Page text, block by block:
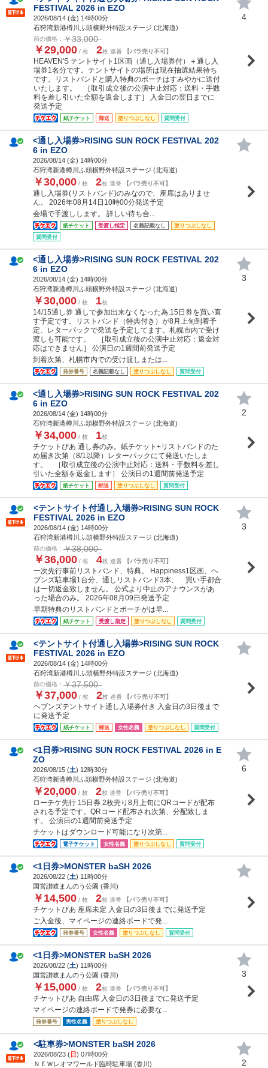
FESTIVAL 2026 in EZO
2026/08/14 (金) 14時00分
石狩湾新港樽川ふ頭横野外特設ステージ (北海道)
前の価格： ￥33,000
￥29,000 / 枚 2枚 連番 【バラ売り不可】
HEAVEN'S テントサイト1区画（通し入場券付）＋通し入
場券1名分です。テントサイトの場所は現在抽選結果待ち
です。リストバンドと購入特典のポーチはすみやかに送付
いたします。 ［取引成立後の公演中止対応：送料・手数
料を差し引いた全額を返金します］ 入金日の翌日までに
発送予定
紙チケット 郵送 塗りつぶしなし 質問受付
4
<通し入場券>RISING SUN ROCK FESTIVAL 202
6 in EZO
2026/08/14 (金) 14時00分
石狩湾新港樽川ふ頭横野外特設ステージ (北海道)
￥30,000 / 枚 2枚 連番 【バラ売り不可】
通し入場券(リストバンド)のみなので、座席はありませ
ん。 2026年08月14日10時00分発送予定
会場で手渡しします。 詳しい待ち合...
紙チケット 受渡し指定 名義記載なし
塗りつぶしなし
質問受付
<通し入場券>RISING SUN ROCK FESTIVAL 202
6 in EZO
2026/08/14 (金) 14時00分
石狩湾新港樽川ふ頭横野外特設ステージ (北海道)
￥30,000 / 枚 1枚
14/15通し券 通しで参加出来なくなった為.15日券を買い直
す予定です。リストバンド（特典付き）が8月上旬到着予
定、レターパックで発送を予定してます。札幌市内で受け
渡しも可能です。 ［取引成立後の公演中止対応：返金対
応はできません］ 公演日の1週間前発送予定
到着次第、札幌市内での受け渡しまたは...
発券番号 名義記載なし 塗りつぶしなし 質問受付
3
<通し入場券>RISING SUN ROCK FESTIVAL 202
6 in EZO
2026/08/14 (金) 14時00分
石狩湾新港樽川ふ頭横野外特設ステージ (北海道)
￥34,000 / 枚 1枚
チケットぴあ 通し券のみ。紙チケット+リストバンドのた
め届き次第（8/1以降）レターパックにて発送いたしま
す。 ［取引成立後の公演中止対応：送料・手数料を差し
引いた全額を返金します］ 公演日の1週間前発送予定
紙チケット 郵送 塗りつぶしなし 質問受付
2
<テントサイト付通し入場券>RISING SUN ROCK
FESTIVAL 2026 in EZO
2026/08/14 (金) 14時00分
石狩湾新港樽川ふ頭横野外特設ステージ (北海道)
前の価格： ￥38,000
￥36,000 / 枚 4枚 連番 【バラ売り不可】
一次先行事前リストバンド、特典。 Happiness1区画、ヘ
ブンズ駐車場1台分、通しリストバンド3本、 買い手都合
は一切返金致しません。 公式より中止のアナウンスがあ
った場合のみ。 2026年08月09日発送予定
早期特典のリストバンドとポーチがは早...
紙チケット 受渡し指定 塗りつぶしなし 質問受付
3
<テントサイト付通し入場券>RISING SUN ROCK
FESTIVAL 2026 in EZO
2026/08/14 (金) 14時00分
石狩湾新港樽川ふ頭横野外特設ステージ (北海道)
前の価格： ￥37,500
￥37,000 / 枚 2枚 連番 【バラ売り不可】
ヘブンズテントサイト通し入場券付き 入金日の3日後まで
に発送予定
紙チケット 郵送 女性名義 塗りつぶしなし 質問受付
<1日券>RISING SUN ROCK FESTIVAL 2026 in E
ZO
2026/08/15 (土) 12時30分
石狩湾新港樽川ふ頭横野外特設ステージ (北海道)
￥20,000 / 枚 2枚 連番 【バラ売り不可】
ローチケ先行 15日券 2枚売り8月上旬にQRコードが配布
される予定です。QRコード配布され次第、分配致しま
す。 公演日の1週間前発送予定
チケットはダウンロード可能になり次第...
電子チケット 女性名義 塗りつぶしなし 質問受付
6
<1日券>MONSTER baSH 2026
2026/08/22 (土) 11時00分
国営讃岐まんのう公園 (香川)
￥14,500 / 枚 2枚 連番 【バラ売り不可】
チケットぴあ 座席未定 入金日の3日後までに発送予定
ご入金後、マイページの連絡ボードで発...
発券番号 女性名義 塗りつぶしなし 質問受付
<1日券>MONSTER baSH 2026
2026/08/22 (土) 11時00分
国営讃岐まんのう公園 (香川)
￥15,000 / 枚 2枚 連番 【バラ売り不可】
チケットぴあ 自由席 入金日の3日後までに発送予定
マイページの連絡ボードで発券に必要な...
発券番号 男性名義 塗りつぶしなし
3
<駐車券>MONSTER baSH 2026
2026/08/23 (日) 07時00分
ＮＥＷレオマワールド臨時駐車場 (香川)
2